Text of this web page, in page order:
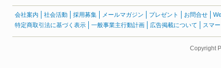
会社案内 社会活動 採用募集 メールマガジン プレゼント お問合せ
特定商取引法に基づく表示
一般事業主行動計画 広告掲載について スマ
Copyright